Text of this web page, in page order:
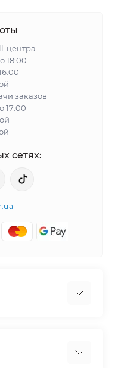
центра
18:00
заказов
17:00
сетях: